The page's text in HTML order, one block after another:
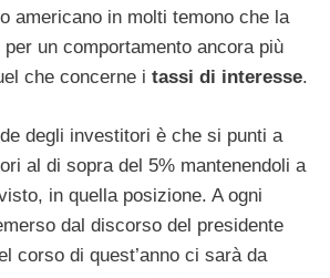
americano in molti temono che la
un comportamento ancora più
che concerne i tassi di interesse.
degli investitori è che si punti a
al di sopra del 5% mantenendoli a
in quella posizione. A ogni
dal discorso del presidente
corso di quest’anno ci sarà da